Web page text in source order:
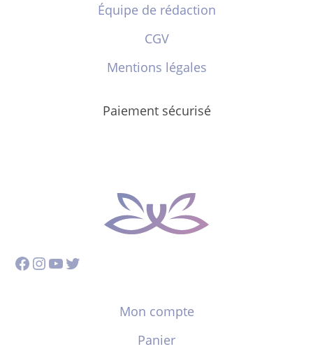
Équipe de rédaction
CGV
Mentions légales
Paiement sécurisé
Facebook
Instagram
YouTube
Twitter
Mon compte
Panier